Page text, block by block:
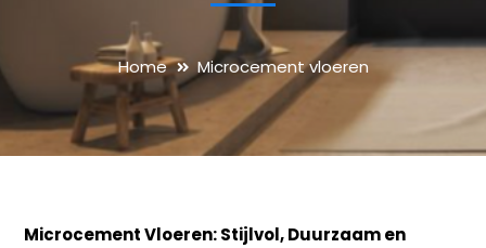
Home Microcement vloeren
Microcement Vloeren: Stijlvol, Duurzaam en